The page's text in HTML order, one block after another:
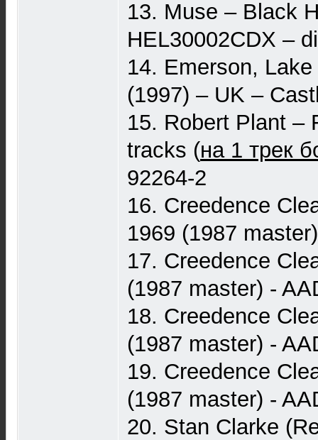
13. Muse – Black
HEL30002CDX –
14. Emerson,
(1997) – UK –
15. Robert Plant –
tracks (на 1 трек
92264-2
16. Creedence
1969 (1987
17. Creedence
(1987 master) -
18. Creedence
(1987 master) -
19. Creedence
(1987 master) -
20. Stan Clarke